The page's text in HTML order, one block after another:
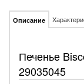
Описание
Печенье
29035045